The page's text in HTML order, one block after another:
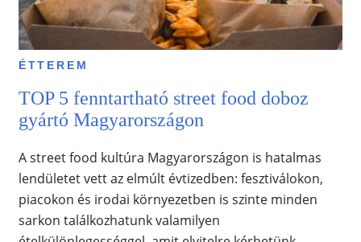
ÉTTEREM
TOP 5 fenntartható street food doboz
gyártó Magyarországon
A street food kultúra Magyarországon is hatalmas
lendületet vett az elmúlt évtizedben: fesztiválokon,
piacokon és irodai környezetben is szinte minden
sarkon találkozhatunk valamilyen